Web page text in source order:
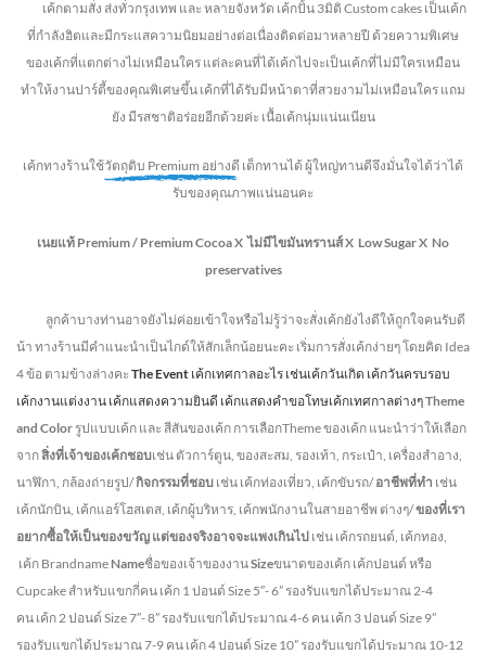
เค้กตามสั่ง ส่งทั่วกรุงเทพ และ หลายจังหวัด เค้กปั้น 3มิติ Custom cakes เป็นเค้ก
ที่กำลังฮิตและมีกระแสความนิยมอย่างต่อเนื่องติดต่อมาหลายปี ด้วยความพิเศษ
ของเค้กที่แตกต่างไม่เหมือนใคร แต่ละคนที่ได้เค้กไปจะเป็นเค้กที่ไม่มีใครเหมือน
ทำให้งานปาร์ตี้ของคุณพิเศษขึ้น เค้กที่ได้รับมีหน้าตาที่สวยงามไม่เหมือนใคร แถม
ยัง มีรสชาติอร่อยอีกด้วยค่ะ เนื้อเค้กนุ่มแน่นเนียน
เค้กทางร้านใช้วัตถุดิบ Premium อย่างดี เด็กทานได้ ผู้ใหญ่ทานดีจึงมั่นใจได้ว่าได้
รับของคุณภาพแน่นอนคะ
เนยแท้ Premium / Premium CocoaX ไม่มีไขมันทรานส์X Low SugarX No
preservatives
ลูกค้าบางท่านอาจยังไม่ค่อยเข้าใจหรือไม่รู้ว่าจะสั่งเค้กยังไงดีให้ถูกใจคนรับดี
น้า ทางร้านมีคำแนะนำเป็นไกด์ให้สักเล็กน้อยนะคะ เริ่มการสั่งเค้กง่ายๆ โดยคิด Idea
4 ข้อ ตามข้างล่างคะ The Event เค้กเทศกาลอะไร เช่นเค้กวันเกิด เค้กวันครบรอบ
เค้กงานแต่งงาน เค้กแสดงความยินดี เค้กแสดงคำขอโทษเค้กเทศกาลต่างๆTheme
and Color รูปแบบเค้ก และ สีสันของเค้ก การเลือกTheme ของเค้ก แนะนำว่าให้เลือก
จากสิ่งที่เจ้าของเค้กชอบเช่น ตัวการ์ตูน, ของสะสม, รองเท้า, กระเป๋า, เครื่องสำอาง,
นาฬิกา, กล้องถ่ายรูป/กิจกรรมที่ชอบ เช่น เค้กท่องเที่ยว, เค้กขับรถ/อาชีพที่ทำ เช่น
เค้กนักบิน, เค้กแอร์โฮสเตส, เค้กผู้บริหาร, เค้กพนักงานในสายอาชีพ ต่างๆ/ของที่เรา
อยากซื้อให้เป็นของขวัญ แต่ของจริงอาจจะแพงเกินไป เช่น เค้กรถยนต์, เค้กทอง,
เค้ก Brandname Nameชื่อของเจ้าของงานSizeขนาดของเค้ก เค้กปอนด์ หรือ
Cupcake สำหรับแขกกี่คน เค้ก 1 ปอนด์ Size 5″- 6” รองรับแขกได้ประมาณ 2-4
คน เค้ก 2 ปอนด์ Size 7″- 8” รองรับแขกได้ประมาณ 4-6 คน เค้ก 3 ปอนด์ Size 9”
รองรับแขกได้ประมาณ 7-9 คน เค้ก 4 ปอนด์ Size 10” รองรับแขกได้ประมาณ 10-12